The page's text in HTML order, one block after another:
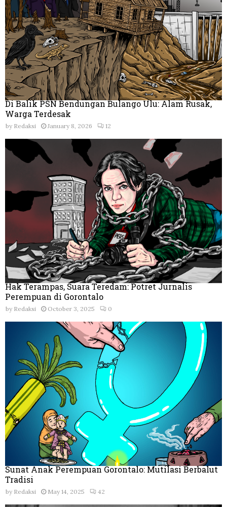
Di Balik PSN Bendungan Bulango Ulu: Alam Rusak,
Warga Terdesak
by Redaksi January 8, 2026 12
Hak Terampas, Suara Teredam: Potret Jurnalis
Perempuan di Gorontalo
by Redaksi October 3, 2025 0
Sunat Anak Perempuan Gorontalo: Mutilasi Berbalut
Tradisi
by Redaksi May 14, 2025 42